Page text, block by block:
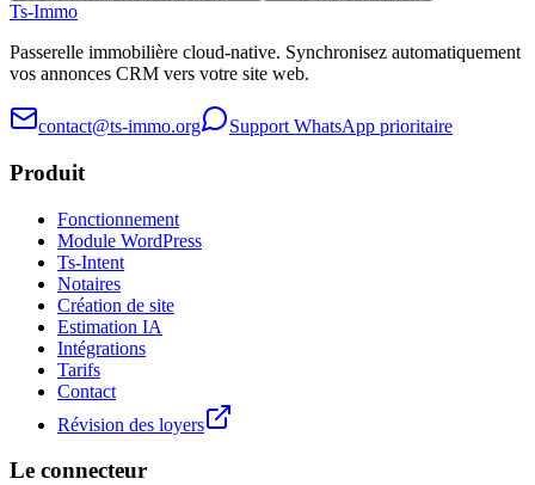
Ts-Immo
Passerelle immobilière cloud-native. Synchronisez automatiquement
vos annonces CRM vers votre site web.
contact@ts-immo.org Support WhatsApp prioritaire
Produit
Fonctionnement
Module WordPress
Ts-Intent
Notaires
Création de site
Estimation IA
Intégrations
Tarifs
Contact
Révision des loyers
Le connecteur